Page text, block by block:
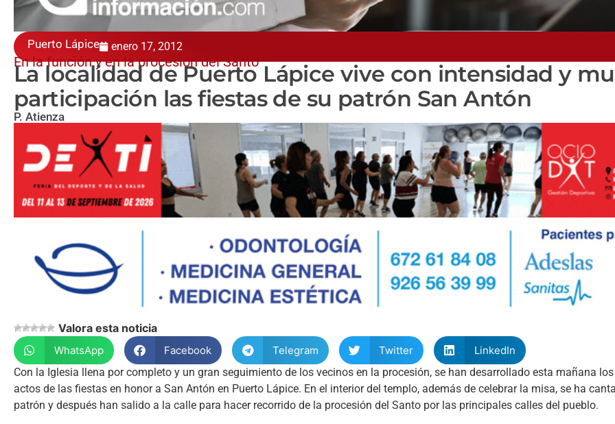
Puerto Lápice enero 17, 2012
En la función y en la procesión del Santo
La localidad de Puerto Lápice vive con intensidad y
participación las fiestas de su patrón San Antón
P. Atienza
Valora esta noticia
WhatsApp Facebook Telegram Twitter
LinkedIn
Con la Iglesia llena por completo y un gran seguimiento de los vecinos en la procesión, se han desarrollado esta mañana
actos de las fiestas en honor a San Antón en Puerto Lápice. En el interior del templo, además de celebrar la misa, se ha
patrón y después han salido a la calle para hacer recorrido de la procesión del Santo por las principales calles del pueblo.